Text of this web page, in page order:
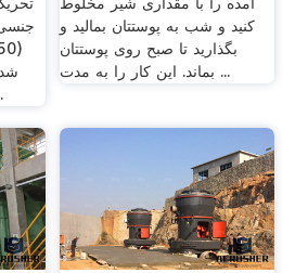
کنید و شب به پوستتان بمالید و
بگذارید تا صبح روی پوستتان
بماند. این کار را به مدت ...